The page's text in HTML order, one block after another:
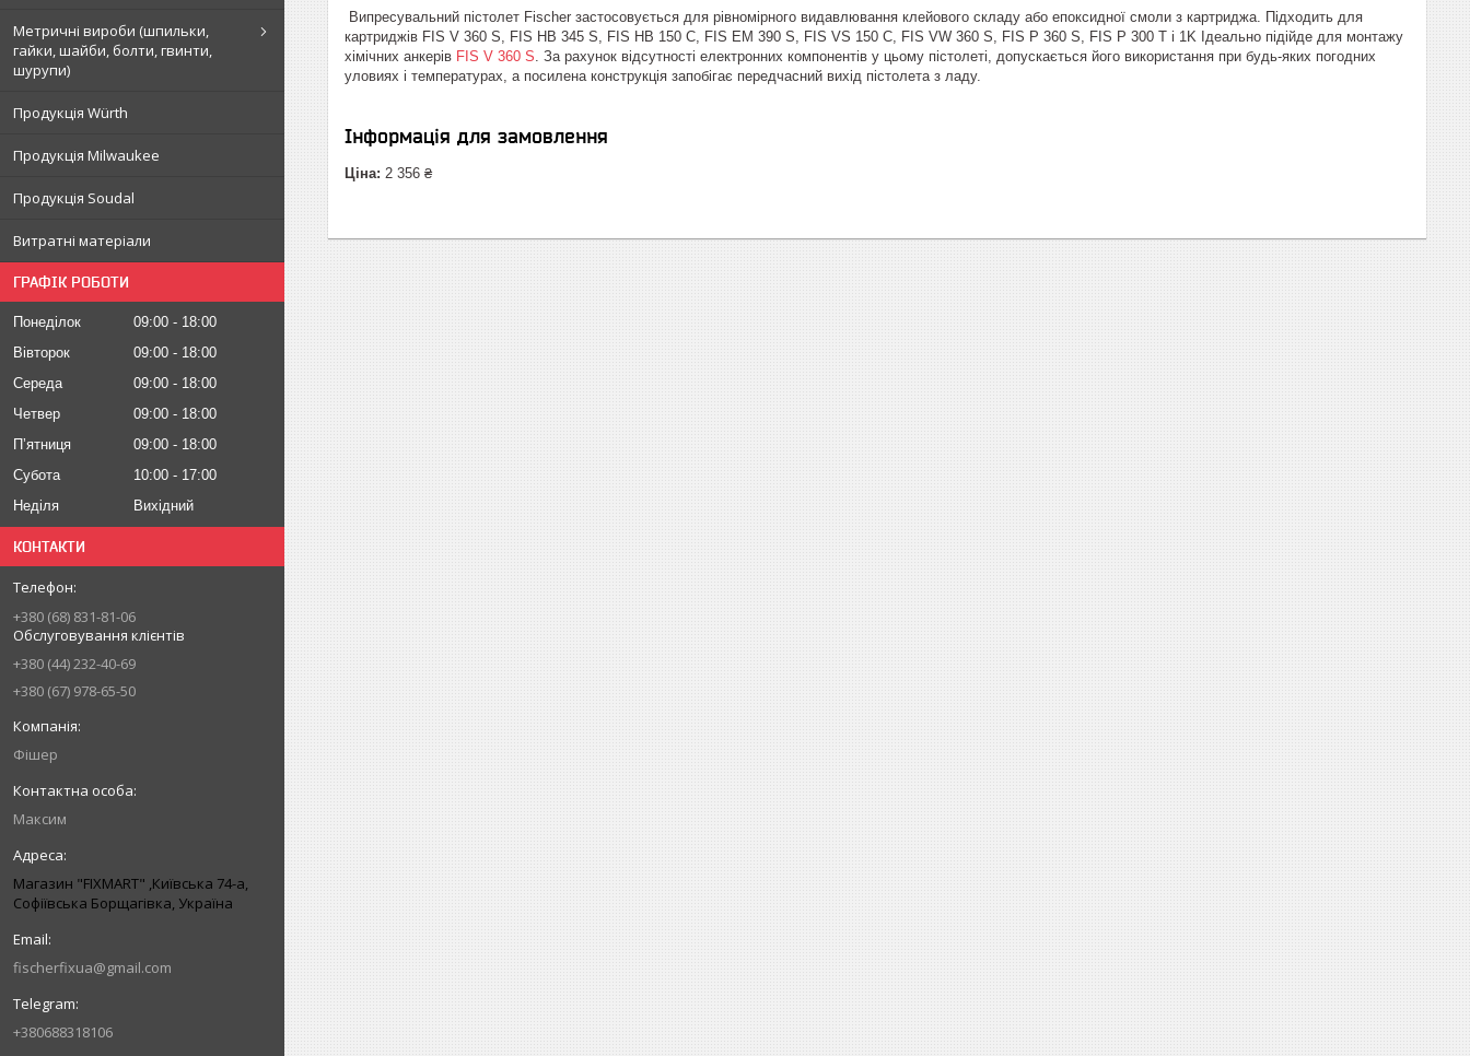
Метричні вироби (шпильки,
гайки, шайби, болти, гвинти,
шурупи)
Продукція Würth
Продукція Milwaukee
Продукція Soudal
Витратні матеріали
ГРАФІК РОБОТИ
Понеділок 09:00
18:00
Вівторок
09:00
18:00
Середа
09:00
18:00
Четвер
09:00
18:00
Пʼятниця
09:00
18:00
Субота
10:00
17:00
Неділя
Вихідний
КОНТАКТИ
+380 (68) 831-81-06
Обслуговування клієнтів
+380 (44) 232-40-69
+380 (67) 978-65-50
Фішер
Максим
Магазин "FIXMART" ,Київська 74-a,
Софіївська Борщагівка, Україна
fischerfixua@gmail.com
+380688318106
Випресувальний пістолет Fischer застосовується для рівномірного видавлювання клейового складу або епоксидної смоли з картриджа. Підходить для
картриджів FIS V 360 S, FIS HB 345 S, FIS HB 150 C, FIS EM 390 S, FIS VS 150 C, FIS VW 360 S, FIS P 360 S, FIS P 300 T і 1K Ідеально підійде для монтажу
хімічних анкерів FIS V 360 S. За рахунок відсутності електронних компонентів у цьому пістолеті, допускається його використання при будь-яких погодних
уловиях і температурах, а посилена конструкція запобігає передчасний вихід пістолета з ладу.
Інформація для замовлення
Ціна: 2 356 ₴